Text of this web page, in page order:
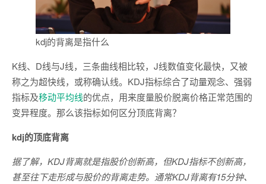
kdj的背离是指什么
K线、D线与J线，三条曲线相比较，J线数值变化最快，又被
称之为超快线，或称确认线。KDJ指标综合了动量观念、强弱
指标及移动平均线的优点，用来度量股价脱离价格正常范围的
变异程度。那么该指标如何区分顶底背离？
kdj的顶底背离
据了解，KDJ背离就是指股价创新高，但KDJ指标不创新高，
甚至往下走形成与股价的背离走势。通常KDJ背离有15分钟、